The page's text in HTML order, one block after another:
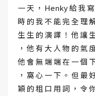
一 天 ， Henky 給 我
時 的 我 不 能 完 全 理
生 生 的 演 譯 ！ 他 讓
， 他 有 大 人 物 的 氣
他 會 無 端 端 在 一 個
， 窩 心 一 下 。 但 最
穎 的 粗 口 用 詞 ， 令